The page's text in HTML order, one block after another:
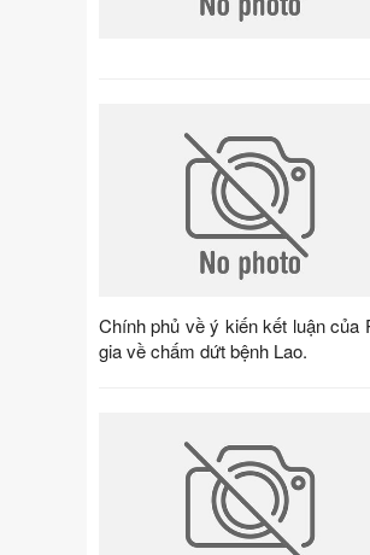
Chính phủ về ý kiến kết luận của
gia về chấm dứt bệnh Lao.